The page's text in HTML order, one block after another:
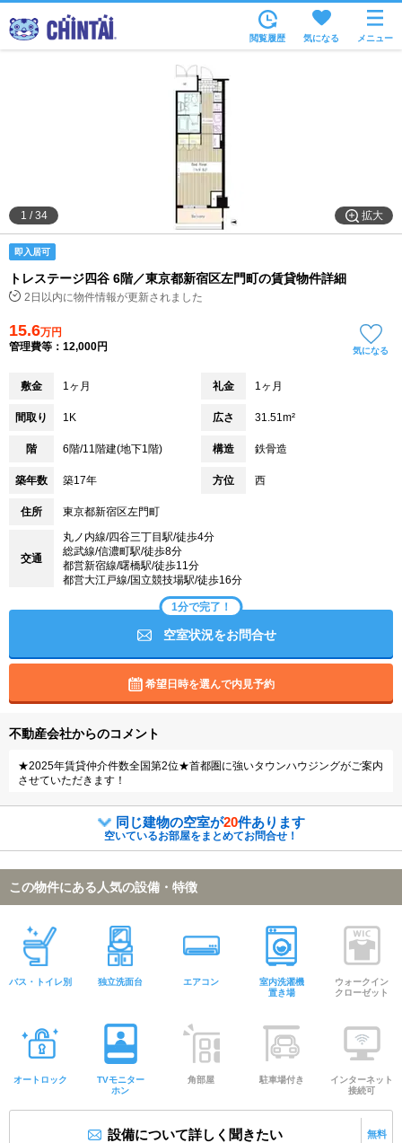
住所から
家賃相場から
物件特集から
不動産会社から
閲覧履歴 気になる メニュー
拡大
1 /34
即入居可
トレステージ四谷 6階／東京都新宿区左門町の賃貸物件詳細
2日以内に物件情報が更新されました
15.6万円
管理費等：12,000円
気になる
敷金 1ヶ月 礼金 1ヶ月
間取り 1K 広さ 31.51m²
階 6階/11階建(地下1階) 構造 鉄骨造
築年数 築17年 方位 西
住所 東京都新宿区左門町
交通
丸ノ内線/四谷三丁目駅/徒歩4分
総武線/信濃町駅/徒歩8分
都営新宿線/曙橋駅/徒歩11分
都営大江戸線/国立競技場駅/徒歩16分
1分で完了！
空室状況をお問合せ
希望日時を選んで内見予約
不動産会社からのコメント
★2025年賃貸仲介件数全国第2位★首都圏に強いタウンハウジングがご案内
させていただきます！
同じ建物の空室が20件あります
空いているお部屋をまとめてお問合せ！
この物件にある人気の設備・特徴
バス・トイレ別 独立洗面台 エアコン
室内洗濯機
置き場
ウォークイン
クローゼット
オートロック
TVモニター
ホン
角部屋 駐車場付き
インターネット
接続可
設備について詳しく聞きたい 無料